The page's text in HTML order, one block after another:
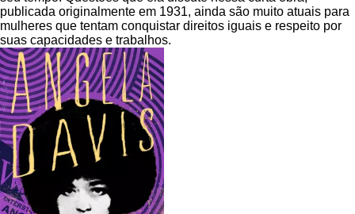
publicada originalmente em 1931, ainda são muito atuais para
mulheres que tentam conquistar direitos iguais e respeito por
suas capacidades e trabalhos.